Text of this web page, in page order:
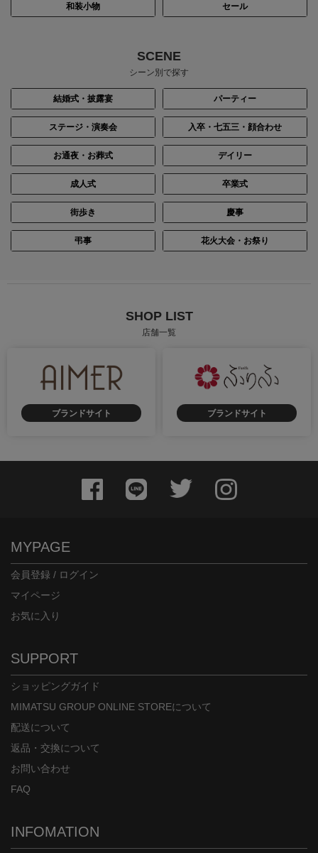
和装小物 セール
SCENE
シーン別で探す
結婚式・披露宴 パーティー
ステージ・演奏会 入卒・七五三・顔合わせ
お通夜・お葬式 デイリー
成人式 卒業式
街歩き 慶事
弔事 花火大会・お祭り
SHOP LIST
店舗一覧
ブランドサイト ブランドサイト
MYPAGE
会員登録 / ログイン
マイページ
お気に入り
SUPPORT
ショッピングガイド
MIMATSU GROUP ONLINE STOREについて
配送について
返品・交換について
お問い合わせ
FAQ
INFOMATION